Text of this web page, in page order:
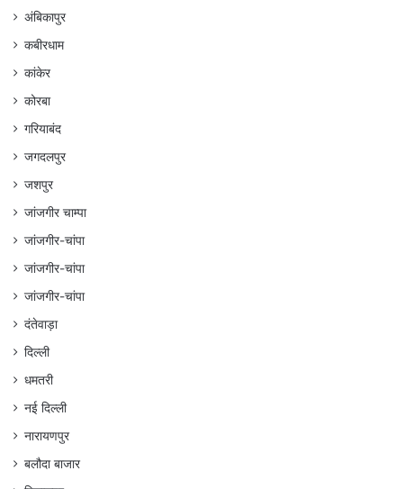
अंबिकापुर
कबीरधाम
कांकेर
कोरबा
गरियाबंद
जगदलपुर
जशपुर
जांजगीर चाम्पा
जांजगीर-चांपा
जांजगीर-चांपा
जांजगीर-चांपा
दंतेवाड़ा
दिल्ली
धमतरी
नई दिल्ली
नारायणपुर
बलौदा बाजार